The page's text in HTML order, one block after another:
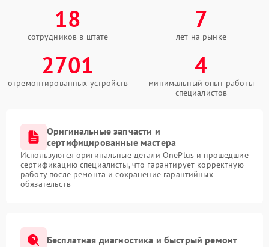
18
сотрудников в штате
7
лет на рынке
2701
отремонтированных устройств
4
минимальный опыт работы
специалистов
Оригинальные запчасти и
сертифицированные мастера
Используются оригинальные детали OnePlus и прошедшие
сертификацию специалисты, что гарантирует корректную
работу после ремонта и сохранение гарантийных
обязательств
Бесплатная диагностика и быстрый ремонт